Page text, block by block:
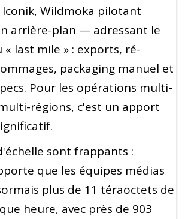
Iconik, Wildmoka pilotant
arrière-plan — adressant le
last mile » : exports, ré-
packaging manuel et
Pour les opérations multi-
régions, c'est un apport
sont frappants :
que les équipes médias
plus de 11 téraoctets de
heure, avec près de 903